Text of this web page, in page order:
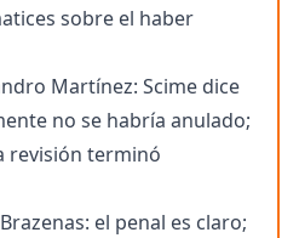
sobre el haber
Martínez: Scime dice
no se habría anulado;
revisión terminó
el penal es claro;